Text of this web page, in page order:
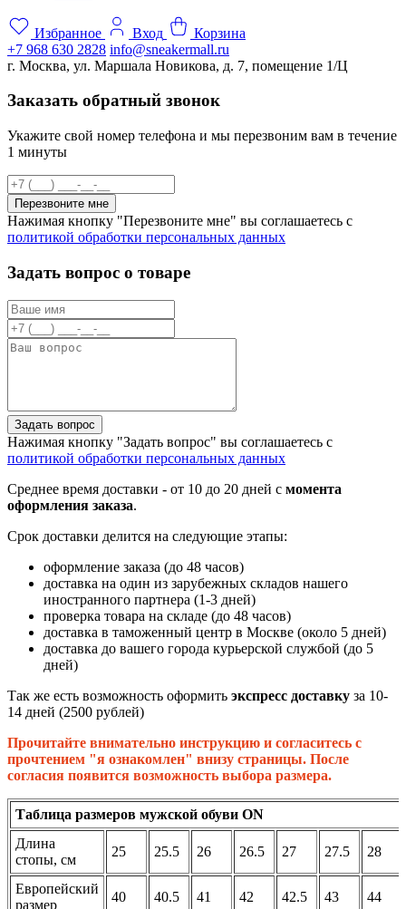
Избранное Вход
Корзина
+7 968 630 2828 info@sneakermall.ru
г. Москва, ул. Маршала Новикова, д. 7, помещение 1/Ц
Заказать обратный звонок
Укажите свой номер телефона и мы перезвоним вам в течение
1 минуты
Перезвоните мне
Нажимая кнопку "Перезвоните мне" вы соглашаетесь с
политикой обработки персональных данных
Задать вопрос о товаре
Задать вопрос
Нажимая кнопку "Задать вопрос" вы соглашаетесь с
политикой обработки персональных данных
Среднее время доставки - от 10 до 20 дней с момента
оформления заказа.
Срок доставки делится на следующие этапы:
оформление заказа (до 48 часов)
доставка на один из зарубежных складов нашего
иностранного партнера (1-3 дней)
проверка товара на складе (до 48 часов)
доставка в таможенный центр в Москве (около 5 дней)
доставка до вашего города курьерской службой (до 5
дней)
Так же есть возможность оформить экспресс доставку за 10-
14 дней (2500 рублей)
Прочитайте внимательно инструкцию и согласитесь с
прочтением "я ознакомлен" внизу страницы. После
согласия появится возможность выбора размера.
Таблица размеров мужской обуви ON
Длина
стопы, см
25 25.5 26 26.5 27 27.5 28
Европейский
размер
40 40.5 41 42 42.5 43 44